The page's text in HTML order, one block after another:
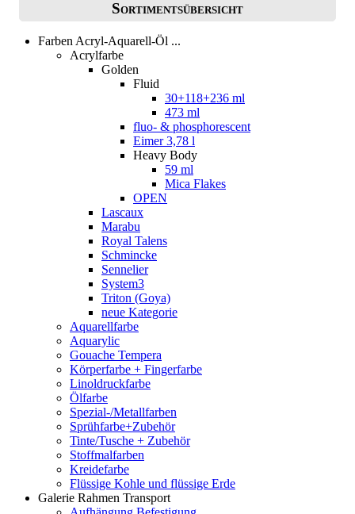
Sortimentsübersicht
Farben Acryl-Aquarell-Öl ...
Acrylfarbe
Golden
Fluid
30+118+236 ml
473 ml
fluo- & phosphorescent
Eimer 3,78 l
Heavy Body
59 ml
Mica Flakes
OPEN
Lascaux
Marabu
Royal Talens
Schmincke
Sennelier
System3
Triton (Goya)
neue Kategorie
Aquarellfarbe
Aquarylic
Gouache Tempera
Körperfarbe + Fingerfarbe
Linoldruckfarbe
Ölfarbe
Spezial-/Metallfarben
Sprühfarbe+Zubehör
Tinte/Tusche + Zubehör
Stoffmalfarben
Kreidefarbe
Flüssige Kohle und flüssige Erde
Galerie Rahmen Transport